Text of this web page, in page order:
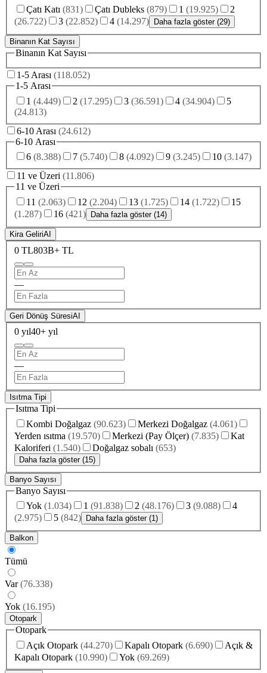
Çatı Katı (831) Çatı Dubleks (879) 1 (19.925)
2
(26.722) 3 (22.852) 4 (14.297) Daha fazla göster (29)
Binanın Kat Sayısı
Binanın Kat Sayısı
1-5 Arası (118.052)
1-5 Arası
1 (4.449) 2 (17.295) 3 (36.591) 4 (34.904)
5
(24.813)
6-10 Arası (24.612)
6-10 Arası
6 (8.388) 7 (5.740) 8 (4.092) 9 (3.245) 10 (3.147)
11 ve Üzeri (11.806)
11 ve Üzeri
11 (2.063) 12 (2.204) 13 (1.725) 14 (1.722)
15
(1.287) 16 (421) Daha fazla göster (14)
Kira GeliriAI
0 TL803B+ TL
—
Geri Dönüş SüresiAI
0 yıl40+ yıl
—
Isıtma Tipi
Isıtma Tipi
Kombi Doğalgaz (90.623) Merkezi Doğalgaz (4.061)
Yerden ısıtma (19.570) Merkezi (Pay Ölçer) (7.835)
Kat
Kaloriferi (1.540) Doğalgaz sobalı (653)
Daha fazla göster (15)
Banyo Sayısı
Banyo Sayısı
Yok (1.034) 1 (91.838) 2 (48.176) 3 (9.088)
4
(2.975) 5 (842) Daha fazla göster (1)
Balkon
Tümü
Var (76.338)
Yok (16.195)
Otopark
Otopark
Açık Otopark (44.270) Kapalı Otopark (6.690)
Açık &
Kapalı Otopark (10.990) Yok (69.269)